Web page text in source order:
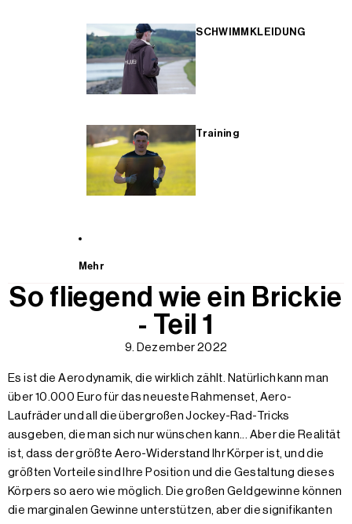
SCHWIMMKLEIDUNG
Training
Mehr
So fliegend wie ein Brickie
- Teil 1
9. Dezember 2022
Es ist die Aerodynamik, die wirklich zählt. Natürlich kann man
über 10.000 Euro für das neueste Rahmenset, Aero-
Laufräder und all die übergroßen Jockey-Rad-Tricks
ausgeben, die man sich nur wünschen kann... Aber die Realität
ist, dass der größte Aero-Widerstand Ihr Körper ist, und die
größten Vorteile sind Ihre Position und die Gestaltung dieses
Körpers so aero wie möglich. Die großen Geldgewinne können
die marginalen Gewinne unterstützen, aber die signifikanten